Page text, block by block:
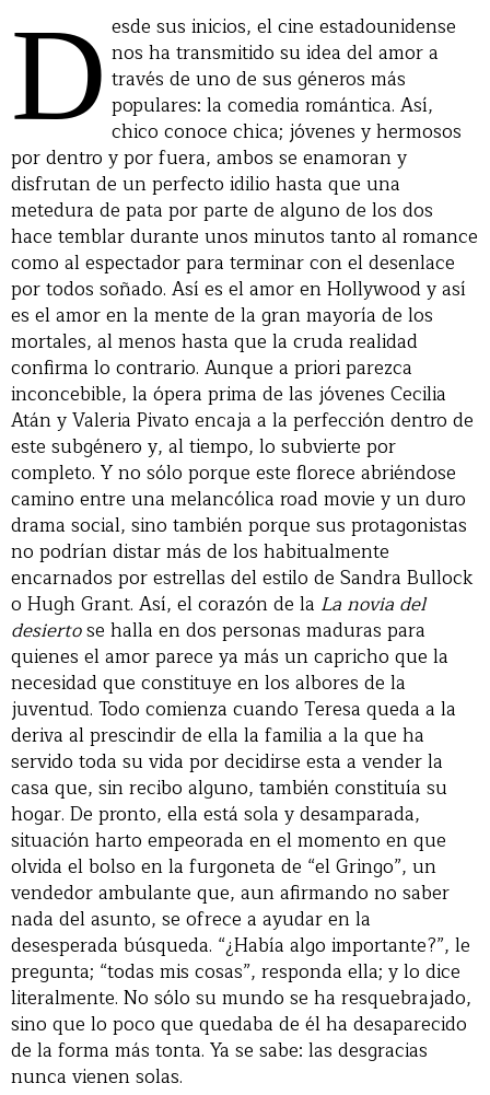
D esde sus inicios, el cine estadounidense
nos ha transmitido su idea del amor a
través de uno de sus géneros más
populares: la comedia romántica. Así,
chico conoce chica; jóvenes y hermosos
por dentro y por fuera, ambos se enamoran y
disfrutan de un perfecto idilio hasta que una
metedura de pata por parte de alguno de los dos
hace temblar durante unos minutos tanto al romance
como al espectador para terminar con el desenlace
por todos soñado. Así es el amor en Hollywood y así
es el amor en la mente de la gran mayoría de los
mortales, al menos hasta que la cruda realidad
confirma lo contrario. Aunque a priori parezca
inconcebible, la ópera prima de las jóvenes Cecilia
Atán y Valeria Pivato encaja a la perfección dentro de
este subgénero y, al tiempo, lo subvierte por
completo. Y no sólo porque este florece abriéndose
camino entre una melancólica road movie y un duro
drama social, sino también porque sus protagonistas
no podrían distar más de los habitualmente
encarnados por estrellas del estilo de Sandra Bullock
o Hugh Grant. Así, el corazón de la La novia del
desiertose halla en dos personas maduras para
quienes el amor parece ya más un capricho que la
necesidad que constituye en los albores de la
juventud. Todo comienza cuando Teresa queda a la
deriva al prescindir de ella la familia a la que ha
servido toda su vida por decidirse esta a vender la
casa que, sin recibo alguno, también constituía su
hogar. De pronto, ella está sola y desamparada,
situación harto empeorada en el momento en que
olvida el bolso en la furgoneta de “el Gringo”, un
vendedor ambulante que, aun afirmando no saber
nada del asunto, se ofrece a ayudar en la
desesperada búsqueda. “¿Había algo importante?”, le
pregunta; “todas mis cosas”, responda ella; y lo dice
literalmente. No sólo su mundo se ha resquebrajado,
sino que lo poco que quedaba de él ha desaparecido
de la forma más tonta. Ya se sabe: las desgracias
nunca vienen solas.